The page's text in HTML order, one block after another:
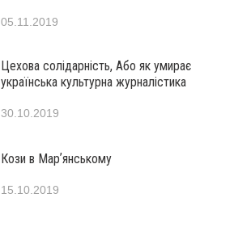
05.11.2019
Цехова солідарність, Або як умирає
українська культурна журналістика
30.10.2019
Кози в Марʼянському
15.10.2019